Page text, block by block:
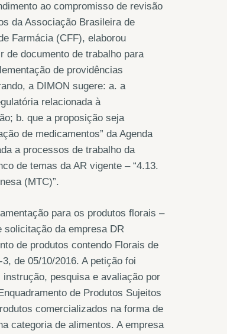
ao compromisso de revisão
da Associação Brasileira de
Farmácia (CFF), elaborou
de documento de trabalho para
de providências
a DIMON sugere: a. a
relacionada à
b. que a proposição seja
de medicamentos” da Agenda
a processos de trabalho da
de temas da AR vigente – “4.13.
(MTC)”.
para os produtos florais –
solicitação da empresa DR
de produtos contendo Florais de
de 05/10/2016. A petição foi
pesquisa e avaliação por
de Produtos Sujeitos
comercializados na forma de
categoria de alimentos. A empresa